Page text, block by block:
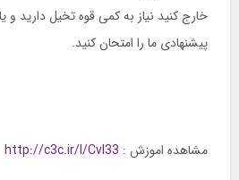
خارج کنید نیاز به کمی قوه تخیل دارید و
پیشنهادی ما را امتحان کنید.
مشاهده اموزش : http://c3c.ir/l/Cvl33